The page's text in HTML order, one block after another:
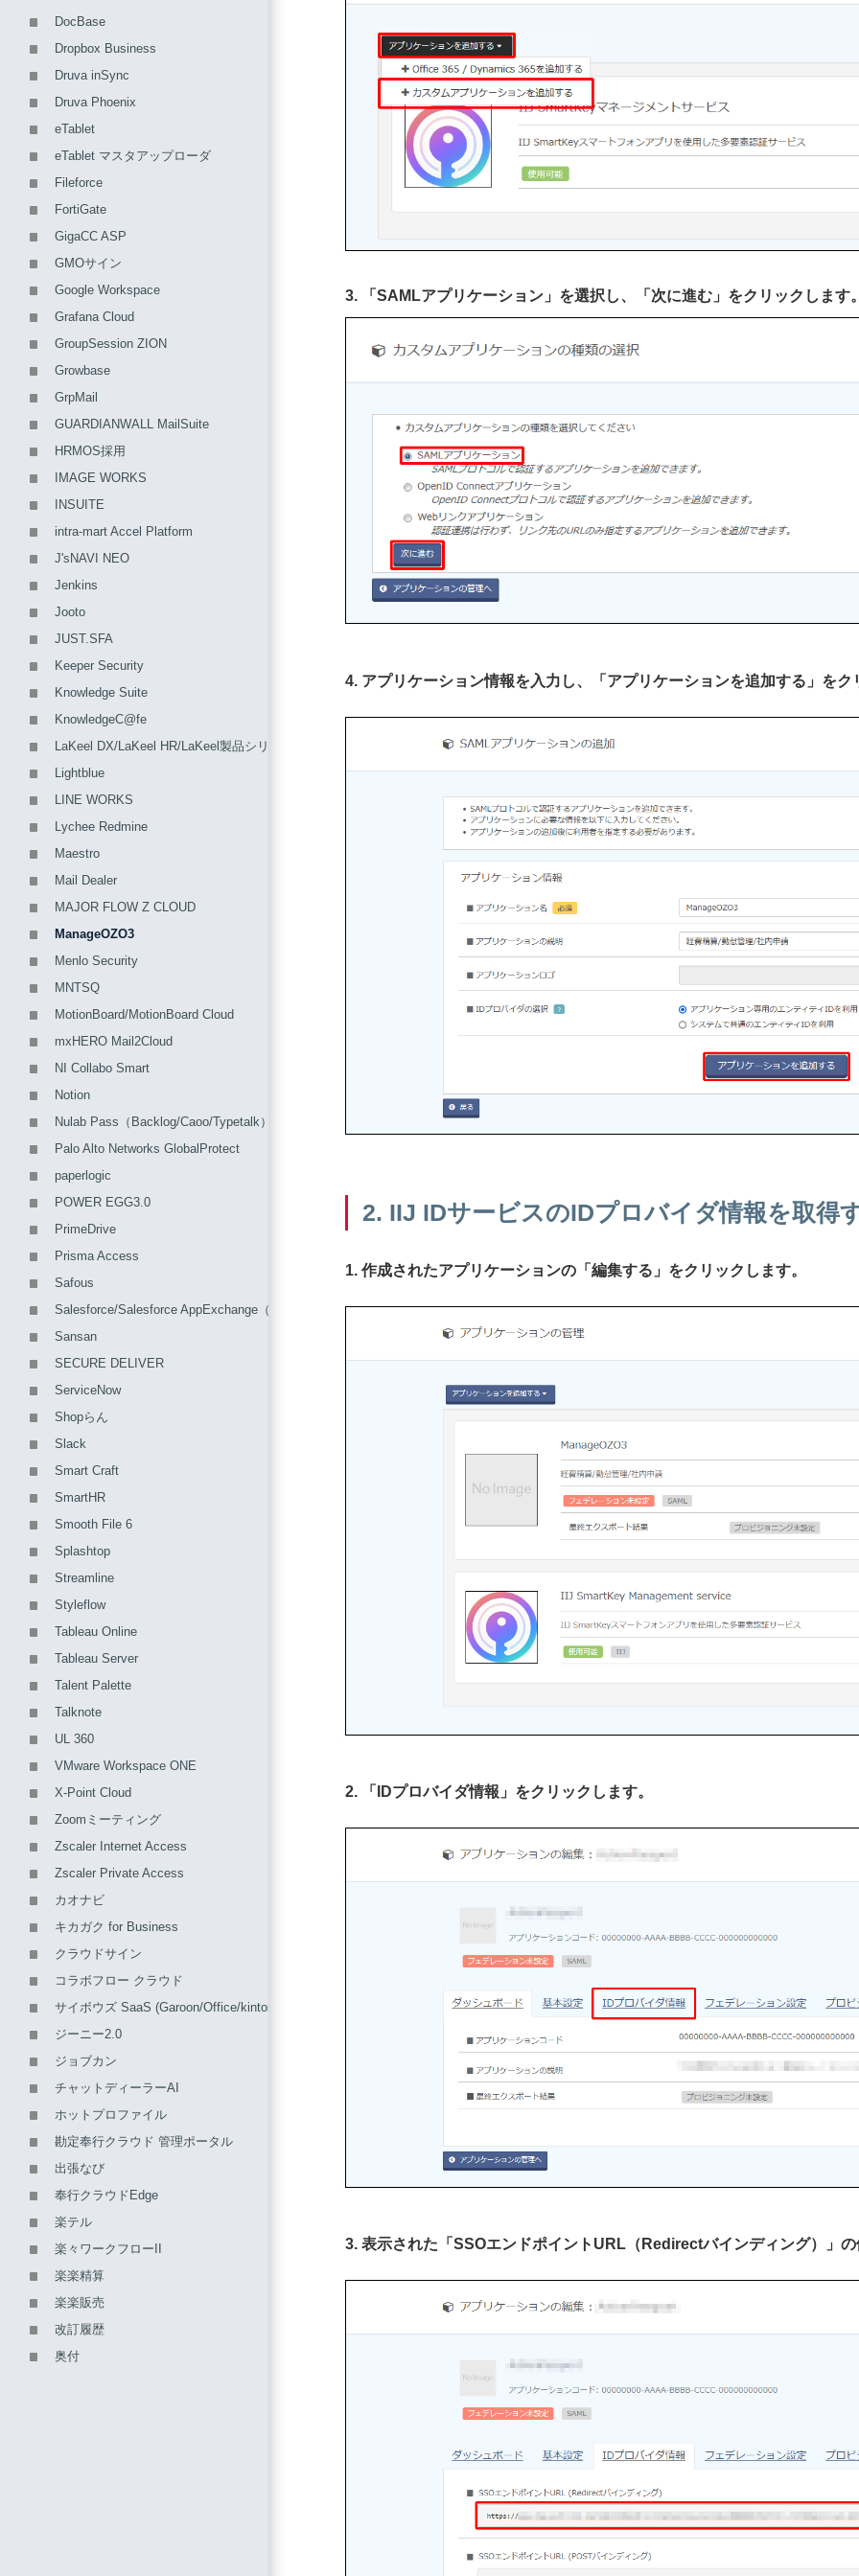
3. 「SAMLアプリケーション」を選択し、「次に進む」をクリックします
4. アプリケーション情報を入力し、「アプリケーションを追加する」をク
2. IIJ IDサービスのIDプロバイダ情報を取得
1. 作成されたアプリケーションの「編集する」をクリックします。
2. 「IDプロバイダ情報」をクリックします。
3. 表示された「SSOエンドポイントURL（Redirectバインディング）」
DocBase
Dropbox Business
Druva inSync
Druva Phoenix
eTablet
eTablet マスタアップローダ
Fileforce
FortiGate
GigaCC ASP
GMOサイン
Google Workspace
Grafana Cloud
GroupSession ZION
Growbase
GrpMail
GUARDIANWALL MailSuite
HRMOS採用
IMAGE WORKS
INSUITE
intra-mart Accel Platform
J'sNAVI NEO
Jenkins
Jooto
JUST.SFA
Keeper Security
Knowledge Suite
KnowledgeC@fe
LaKeel DX/LaKeel HR/LaKeel製品シリーズ
Lightblue
LINE WORKS
Lychee Redmine
Maestro
Mail Dealer
MAJOR FLOW Z CLOUD
ManageOZO3
Menlo Security
MNTSQ
MotionBoard/MotionBoard Cloud
mxHERO Mail2Cloud
NI Collabo Smart
Notion
Nulab Pass（Backlog/Caoo/Typetalk）
Palo Alto Networks GlobalProtect
paperlogic
POWER EGG3.0
PrimeDrive
Prisma Access
Safous
Salesforce/Salesforce AppExchange（Team Spiritなど）
Sansan
SECURE DELIVER
ServiceNow
Shopらん
Slack
Smart Craft
SmartHR
Smooth File 6
Splashtop
Streamline
Styleflow
Tableau Online
Tableau Server
Talent Palette
Talknote
UL 360
VMware Workspace ONE
X-Point Cloud
Zoomミーティング
Zscaler Internet Access
Zscaler Private Access
カオナビ
キカガク for Business
クラウドサイン
コラボフロー クラウド
サイボウズ SaaS (Garoon/Office/kintone/メールワイズ)
ジーニー2.0
ジョブカン
チャットディーラーAI
ホットプロファイル
勘定奉行クラウド 管理ポータル
出張なび
奉行クラウドEdge
楽テル
楽々ワークフローII
楽楽精算
楽楽販売
改訂履歴
奥付